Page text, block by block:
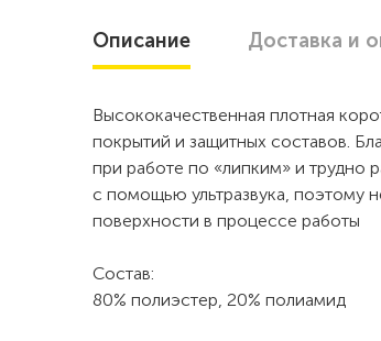
Описание Доставка и
Высококачественная плотная
покрытий и защитных составов.
при работе по «липким» и
с помощью ультразвука, поэтому
поверхности в процессе работы
Состав:
80% полиэстер, 20% полиамид